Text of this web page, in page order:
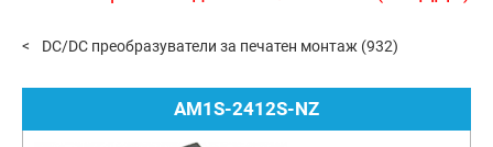
DC/DC преобразуватели за печатен монтаж (932)
AM1S-2412S-NZ